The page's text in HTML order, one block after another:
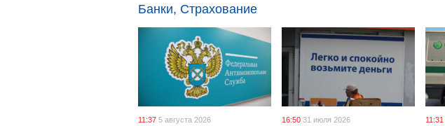
Банки, Страхование
11:37 5 августа 2026 16:50 31 июля 2026 11:31